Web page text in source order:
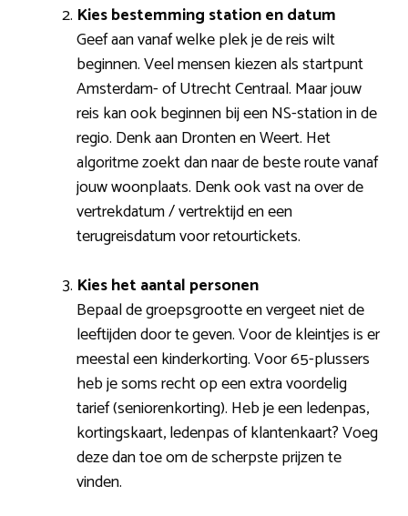
Kies bestemming station en datum
Geef aan vanaf welke plek je de reis wilt
beginnen. Veel mensen kiezen als startpunt
Amsterdam- of Utrecht Centraal. Maar jouw
reis kan ook beginnen bij een NS-station in de
regio. Denk aan Dronten en Weert. Het
algoritme zoekt dan naar de beste route vanaf
jouw woonplaats. Denk ook vast na over de
vertrekdatum / vertrektijd en een
terugreisdatum voor retourtickets.
Kies het aantal personen
Bepaal de groepsgrootte en vergeet niet de
leeftijden door te geven. Voor de kleintjes is er
meestal een kinderkorting. Voor 65-plussers
heb je soms recht op een extra voordelig
tarief (seniorenkorting). Heb je een ledenpas,
kortingskaart, ledenpas of klantenkaart? Voeg
deze dan toe om de scherpste prijzen te
vinden.